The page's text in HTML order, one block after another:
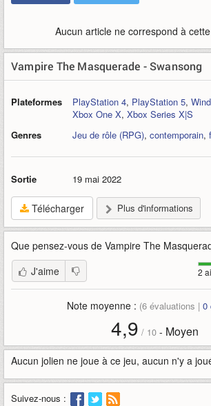
Aucun article ne correspond à
Vampire The Masquerade - Swansong
Plateformes PlayStation 4, PlayStation 5,
Xbox One X, Xbox Series X|S
Genres
Jeu de rôle (RPG), contemporain,
Sortie 19 mai 2022
Télécharger Plus d'informations
Que pensez-vous de Vampire The
2
J'aime
Note moyenne : (6 évaluations | 0
4,9 / 10- Moyen
Aucun jolien ne joue à ce jeu, aucun n'y a
Suivez-nous :